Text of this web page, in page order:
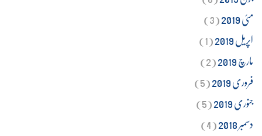
مئی 2019
(3)
اپریل 2019
(1)
مارچ 2019
(2)
فروری 2019
(5)
جنوری 2019
(5)
دسمبر 2018
(4)